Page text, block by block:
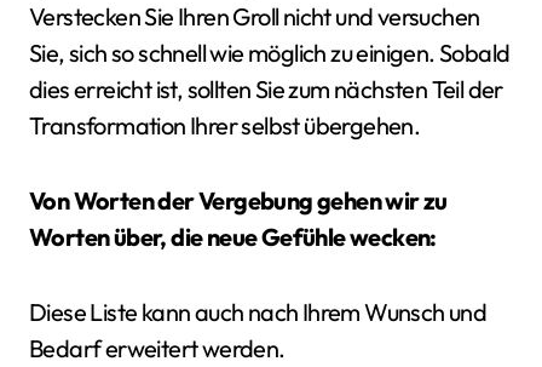
Verstecken Sie Ihren Groll nicht und versuchen
Sie, sich so schnell wie möglich zu einigen. Sobald
dies erreicht ist, sollten Sie zum nächsten Teil der
Transformation Ihrer selbst übergehen.
Von Worten der Vergebung gehen wir zu
Worten über, die neue Gefühle wecken:
Diese Liste kann auch nach Ihrem Wunsch und
Bedarf erweitert werden.